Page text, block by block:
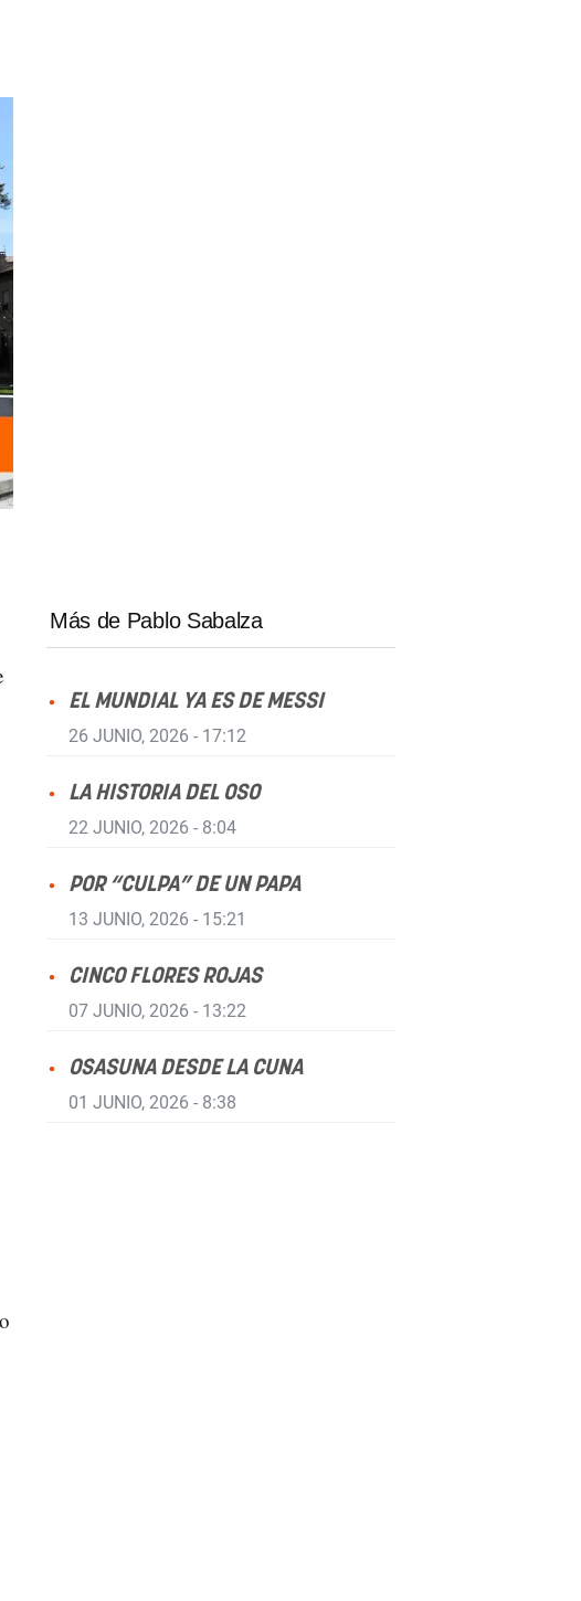
Más de Pablo Sabalza
EL MUNDIAL YA ES DE MESSI
26 JUNIO, 2026 - 17:12
LA HISTORIA DEL OSO
22 JUNIO, 2026 - 8:04
POR “CULPA” DE UN PAPA
13 JUNIO, 2026 - 15:21
CINCO FLORES ROJAS
07 JUNIO, 2026 - 13:22
OSASUNA DESDE LA CUNA
01 JUNIO, 2026 - 8:38